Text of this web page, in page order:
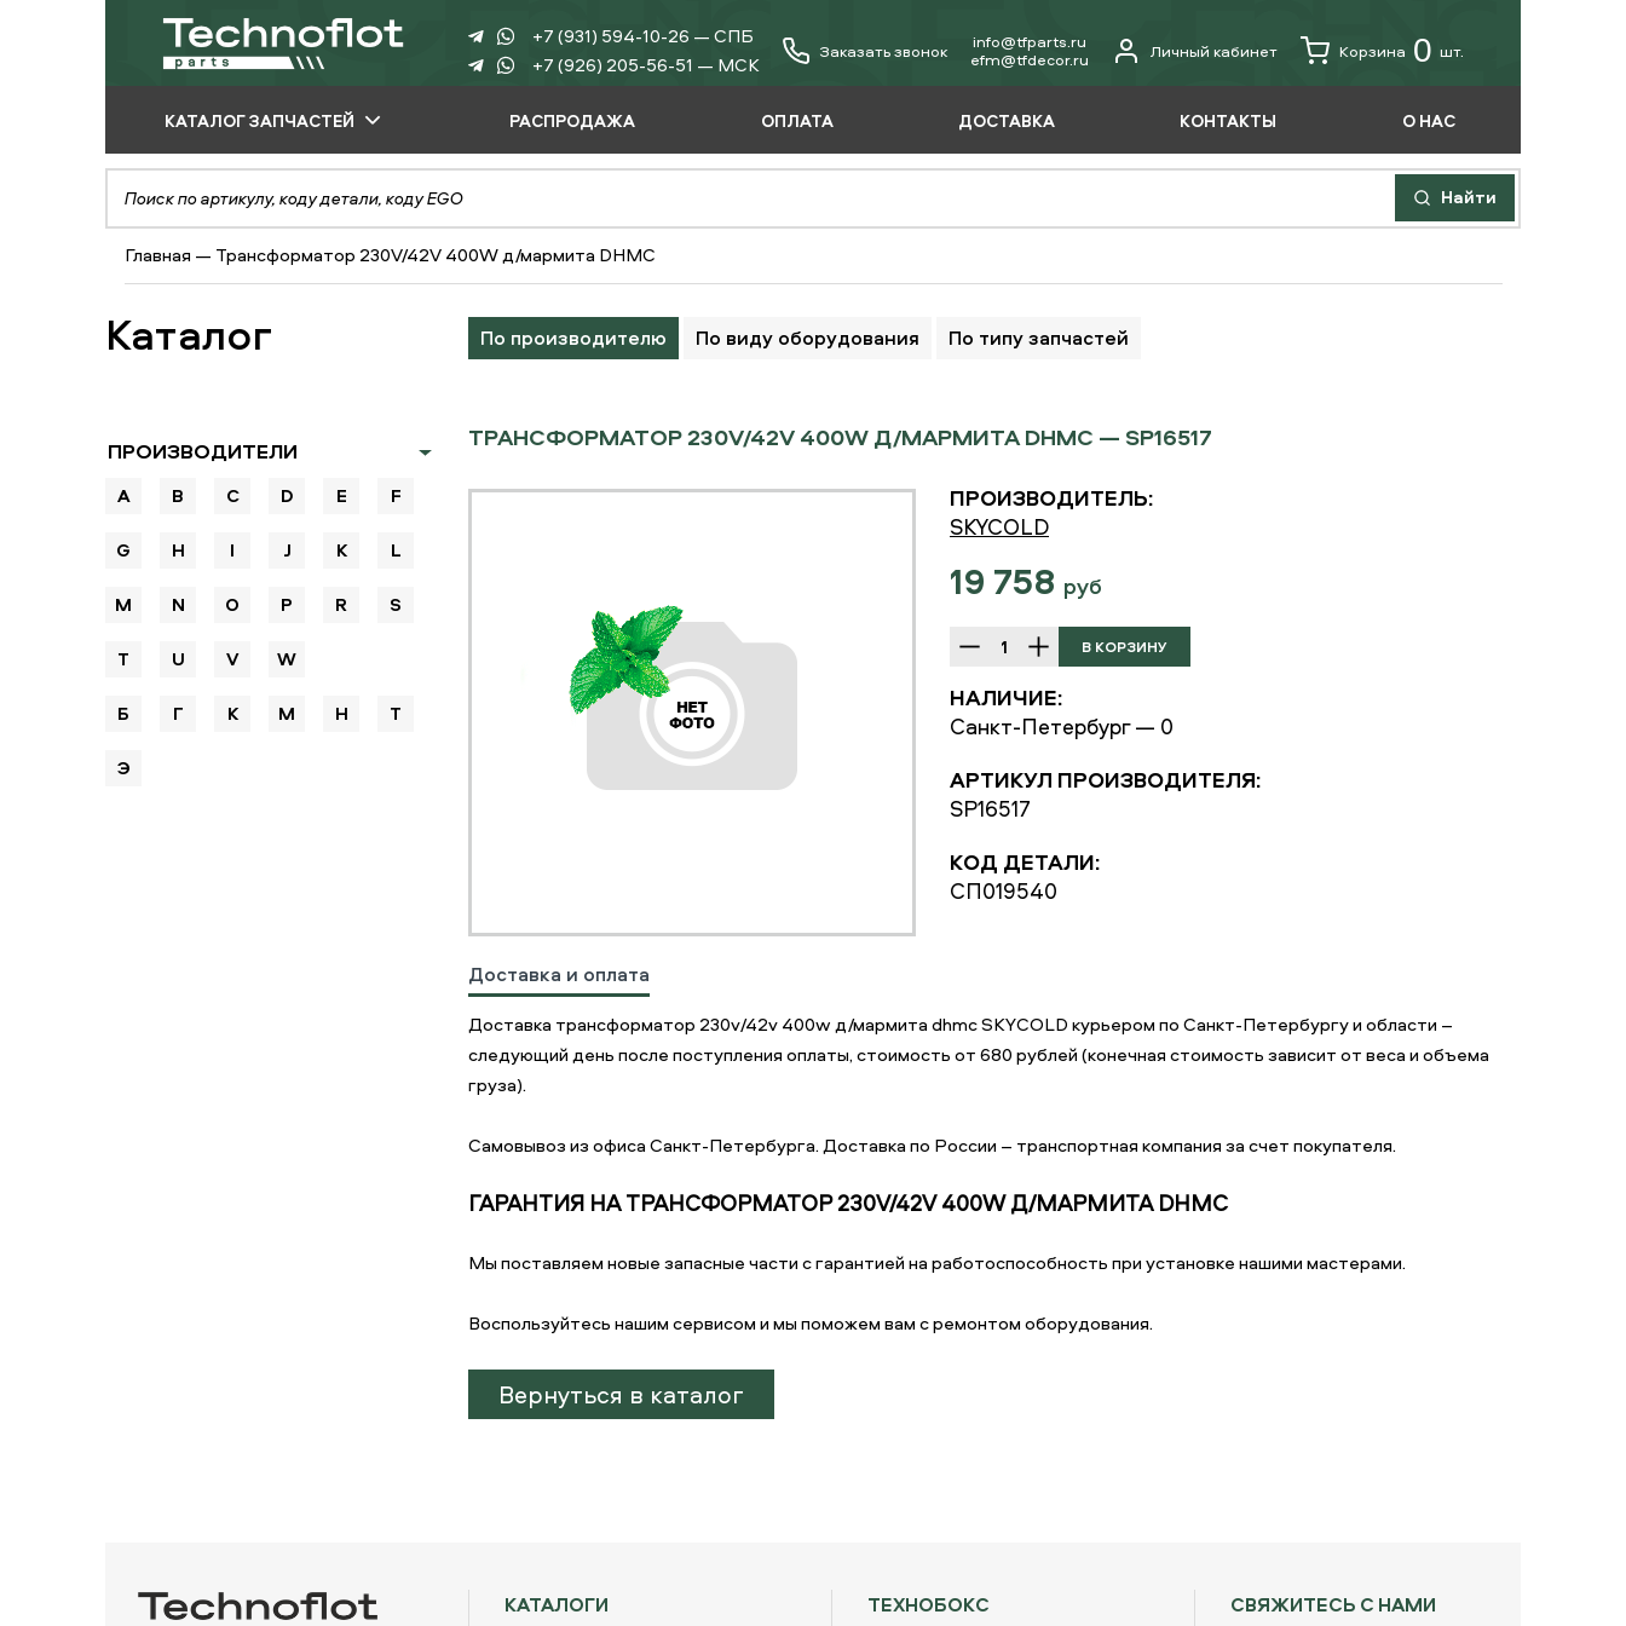
+7 (931) 594-10-26 — СПБ
+7 (926) 205-56-51 — МСК
Заказать звонок
info@tfparts.ru
еfm@tfdecor.ru
Личный кабинет Корзина 0 шт.
КАТАЛОГ ЗАПЧАСТЕЙ
ПО ПРОИЗВОДИТЕЛЮ
ПО ВИДУ
ОБОРУДОВАНИЯ
ПО ТИПУ ЗАПЧАСТЕЙ
РАСПРОДАЖА ОПЛАТА ДОСТАВКА КОНТАКТЫ О НАС
Найти
Главная — Трансформатор 230V/42V 400W д/мармита DHMC
Каталог По производителю По виду оборудования По типу запчастей
ПРОИЗВОДИТЕЛИ
A B C D E F
G H I J K L
M N O P R S
T U V W
Б Г К М Н Т
Э
ТРАНСФОРМАТОР 230V/42V 400W Д/МАРМИТА DHMC — SP16517
ПРОИЗВОДИТЕЛЬ:
SKYCOLD
19 758 руб
НАЛИЧИЕ:
Санкт-Петербург — 0
АРТИКУЛ ПРОИЗВОДИТЕЛЯ:
SP16517
КОД ДЕТАЛИ:
СП019540
Доставка и оплата
Доставка трансформатор 230v/42v 400w д/мармита dhmc SKYCOLD курьером по Санкт-Петербургу и области –
следующий день после поступления оплаты, стоимость от 680 рублей (конечная стоимость зависит от веса и объема
груза).
Самовывоз из офиса Санкт-Петербурга. Доставка по России – транспортная компания за счет покупателя.
ГАРАНТИЯ НА ТРАНСФОРМАТОР 230V/42V 400W Д/МАРМИТА DHMC
Мы поставляем новые запасные части с гарантией на работоспособность при установке нашими мастерами.
Воспользуйтесь нашим сервисом и мы поможем вам с ремонтом оборудования.
Вернуться в каталог
СВЯЖИТЕСЬ С НАМИ
ТЕХНОБОКС
КАТАЛОГИ